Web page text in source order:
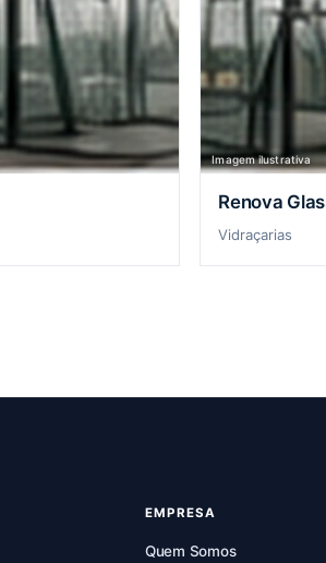
Imagem ilustrativa
Renova
Vidraçarias
EMPRESA
Quem Somos